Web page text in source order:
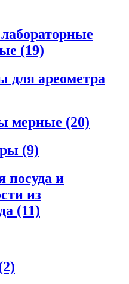
(19)
для ареометра
мерные (20)
(9)
посуда и
из
(11)